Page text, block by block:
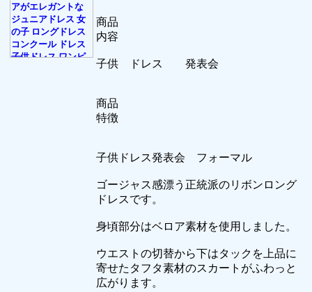
商品
内容
子供 ドレス 発表会
商品
特徴
子供ドレス発表会 フォーマル
ゴージャス感漂う正統派のリボンロング
ドレスです。
身頃部分はベロア素材を使用しました。
ウエストの切替から下はタックを上品に
寄せたタフタ素材のスカートがふわっと
広がります。